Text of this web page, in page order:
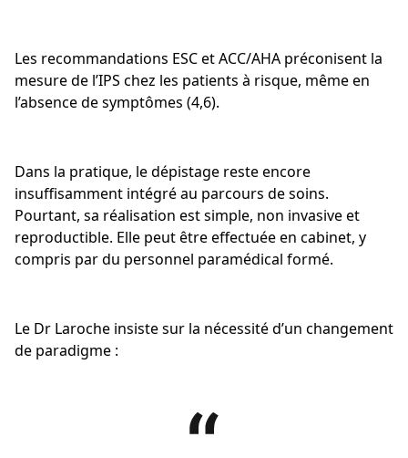
Les recommandations ESC et ACC/AHA préconisent la
mesure de l’IPS chez les patients à risque, même en
l’absence de symptômes (4,6).
Dans la pratique, le dépistage reste encore
insuffisamment intégré au parcours de soins.
Pourtant, sa réalisation est simple, non invasive et
reproductible. Elle peut être effectuée en cabinet, y
compris par du personnel paramédical formé.
Le Dr Laroche insiste sur la nécessité d’un changement
de paradigme :